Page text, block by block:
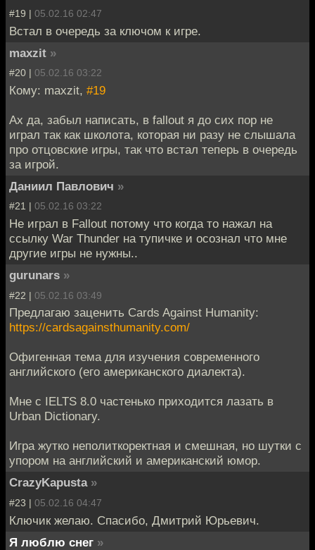
#19 | 05.02.16 02:47
Встал в очередь за ключом к игре.
maxzit »
#20 | 05.02.16 03:22
Кому: maxzit, #19
Ах да, забыл написать, в fallout я до сих пор не
играл так как школота, которая ни разу не слышала
про отцовские игры, так что встал теперь в очередь
за игрой.
Даниил Павлович »
#21 | 05.02.16 03:22
Не играл в Fallout потому что когда то нажал на
ссылку War Thunder на тупичке и осознал что мне
другие игры не нужны..
gurunars »
#22 | 05.02.16 03:49
Предлагаю заценить Cards Against Humanity:
https://cardsagainsthumanity.com/
Офигенная тема для изучения современного
английского (его американского диалекта).
Мне с IELTS 8.0 частенько приходится лазать в
Urban Dictionary.
Игра жутко неполиткоректная и смешная, но шутки с
упором на английский и американский юмор.
CrazyKapusta »
#23 | 05.02.16 04:47
Ключик желаю. Спасибо, Дмитрий Юрьевич.
Я люблю снег »